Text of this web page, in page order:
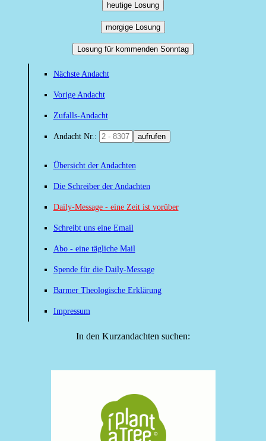
heutige Losung
morgige Losung
Losung für kommenden Sonntag
Nächste Andacht
Vorige Andacht
Zufalls-Andacht
Andacht Nr.: aufrufen
Übersicht der Andachten
Die Schreiber der Andachten
Daily-Message - eine Zeit ist vorüber
Schreibt uns eine Email
Abo - eine tägliche Mail
Spende für die Daily-Message
Barmer Theologische Erklärung
Impressum
In den Kurzandachten suchen: